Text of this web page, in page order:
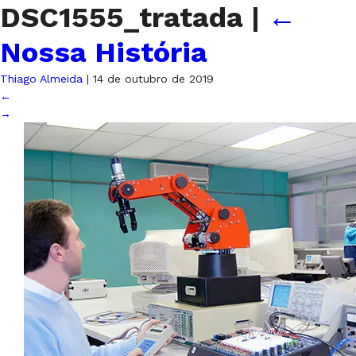
DSC1555_tratada | ←
Nossa História
Thiago Almeida | 14 de outubro de 2019
←
→